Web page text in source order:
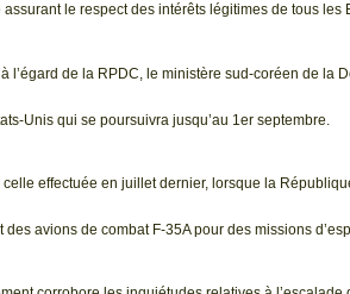
le respect des intérêts légitimes de tous les
l’égard de la RPDC, le ministère sud-coréen de la
Unis qui se poursuivra jusqu’au 1er septembre.
effectuée en juillet dernier, lorsque la
avions de combat F-35A pour des missions